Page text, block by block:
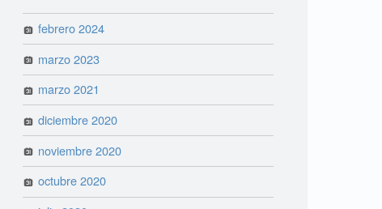
febrero 2024
marzo 2023
marzo 2021
diciembre 2020
noviembre 2020
octubre 2020